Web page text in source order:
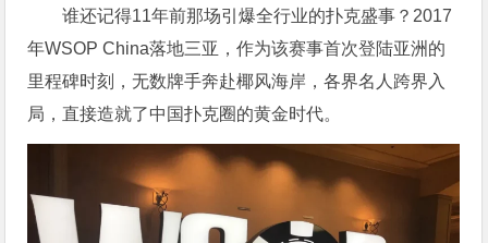
谁还记得11年前那场引爆全行业的扑克盛事？2017
年WSOP China落地三亚，作为该赛事首次登陆亚洲的
里程碑时刻，无数牌手奔赴椰风海岸，各界名人跨界入
局，直接造就了中国扑克圈的黄金时代。